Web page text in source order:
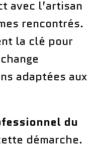
avec l’artisan
rencontrés.
la clé pour
adaptées aux
du
démarche.